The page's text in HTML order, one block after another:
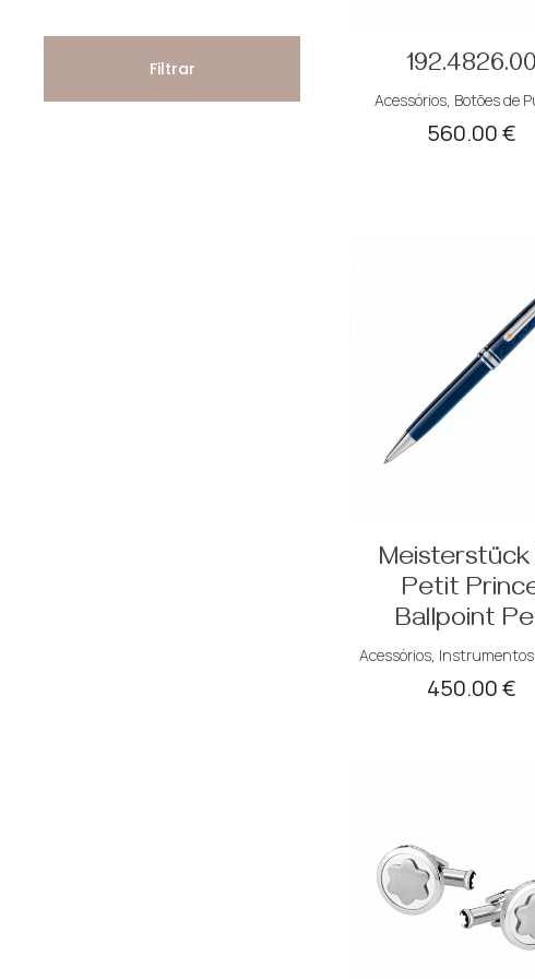
192.4826.00
Acessórios, Botões de
560.00€
Meisterstück
Petit
Ballpoint
Acessórios,
450.00€
Filtrar